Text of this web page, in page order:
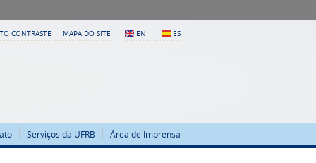
EN ES
CONTRASTE MAPA DO SITE
Serviços da UFRB Área de Imprensa